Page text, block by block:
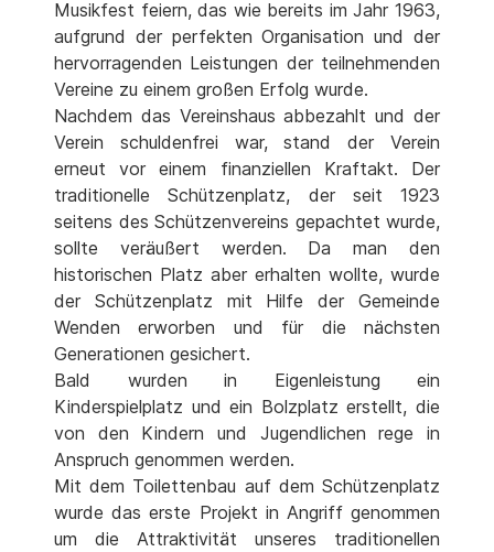
Musikfest feiern, das wie bereits im Jahr 1963,
aufgrund der perfekten Organisation und der
hervorragenden Leistungen der teilnehmenden
Vereine zu einem großen Erfolg wurde.
Nachdem das Vereinshaus abbezahlt und der
Verein schuldenfrei war, stand der Verein
erneut vor einem finanziellen Kraftakt. Der
traditionelle Schützenplatz, der seit 1923
seitens des Schützenvereins gepachtet wurde,
sollte veräußert werden. Da man den
historischen Platz aber erhalten wollte, wurde
der Schützenplatz mit Hilfe der Gemeinde
Wenden erworben und für die nächsten
Generationen gesichert.
Bald wurden in Eigenleistung ein
Kinderspielplatz und ein Bolzplatz erstellt, die
von den Kindern und Jugendlichen rege in
Anspruch genommen werden.
Mit dem Toilettenbau auf dem Schützenplatz
wurde das erste Projekt in Angriff genommen
um die Attraktivität unseres traditionellen